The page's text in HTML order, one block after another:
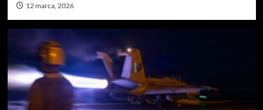
12 marca, 2026